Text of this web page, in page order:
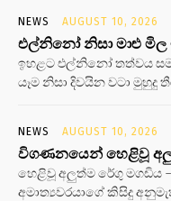
NEWS AUGUST 10, 2026
එල්නිනෝ නිසා මාළු මිල
ඉහළට එල්නිනෝ තත්වය
යෑම නිසා දිවයින වටා මුහුදු
NEWS AUGUST 10, 2026
විගණනයෙන් හෙළිවූ
හෙළිවූ අලුත්ම රේගු මගඩිය -
අමාත්‍යවරයාගේ කිසිදු